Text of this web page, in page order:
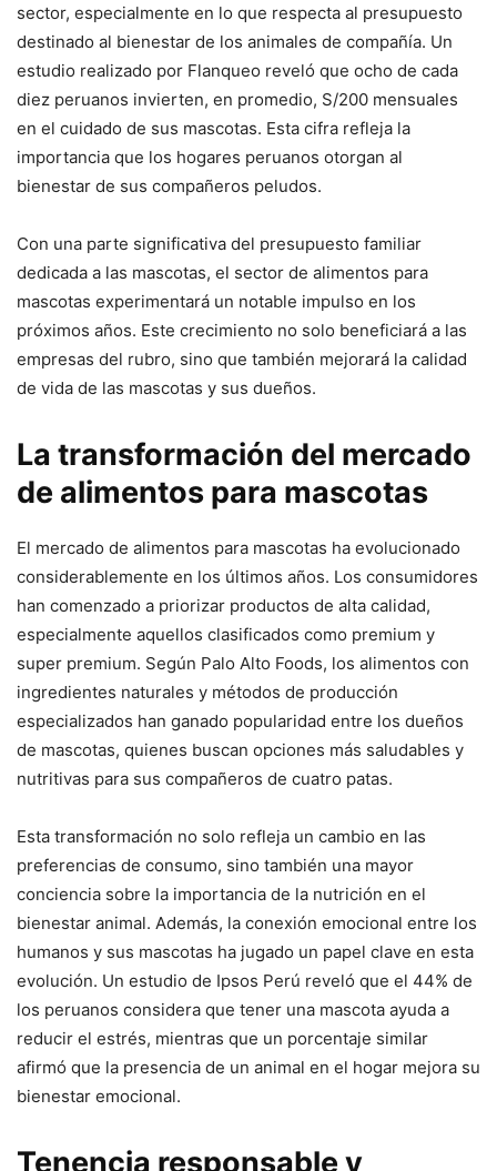
sector, especialmente en lo que respecta al presupuesto
destinado al bienestar de los animales de compañía. Un
estudio realizado por Flanqueo reveló que ocho de cada
diez peruanos invierten, en promedio, S/200 mensuales
en el cuidado de sus mascotas. Esta cifra refleja la
importancia que los hogares peruanos otorgan al
bienestar de sus compañeros peludos.
Con una parte significativa del presupuesto familiar
dedicada a las mascotas, el sector de alimentos para
mascotas experimentará un notable impulso en los
próximos años. Este crecimiento no solo beneficiará a las
empresas del rubro, sino que también mejorará la calidad
de vida de las mascotas y sus dueños.
La transformación del mercado
de alimentos para mascotas
El mercado de alimentos para mascotas ha evolucionado
considerablemente en los últimos años. Los consumidores
han comenzado a priorizar productos de alta calidad,
especialmente aquellos clasificados como premium y
super premium. Según Palo Alto Foods, los alimentos con
ingredientes naturales y métodos de producción
especializados han ganado popularidad entre los dueños
de mascotas, quienes buscan opciones más saludables y
nutritivas para sus compañeros de cuatro patas.
Esta transformación no solo refleja un cambio en las
preferencias de consumo, sino también una mayor
conciencia sobre la importancia de la nutrición en el
bienestar animal. Además, la conexión emocional entre los
humanos y sus mascotas ha jugado un papel clave en esta
evolución. Un estudio de Ipsos Perú reveló que el 44% de
los peruanos considera que tener una mascota ayuda a
reducir el estrés, mientras que un porcentaje similar
afirmó que la presencia de un animal en el hogar mejora su
bienestar emocional.
Tenencia responsable y